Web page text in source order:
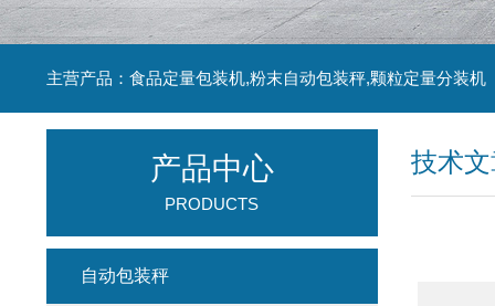
主营产品：食品定量包装机,粉末自动包装秤,颗粒定量分装机
技术
产品中心
PRODUCTS
自动包装秤